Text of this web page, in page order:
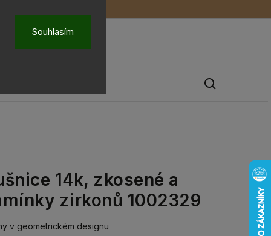
Souhlasím
14k, zkosené a
zirkonů 1002329
v geometrickém designu